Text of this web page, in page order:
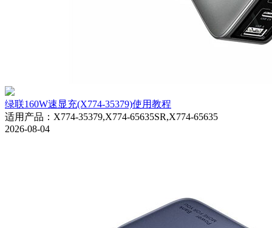
绿联160W速显充(X774-35379)使用教程
适用产品 ： X774-35379,X774-65635SR,X774-65635
2026-08-04